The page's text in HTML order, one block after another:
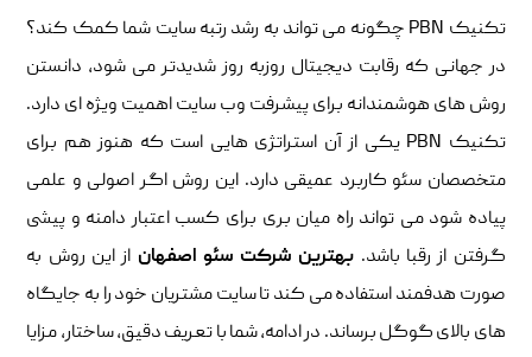
تکنیک PBN چگونه می تواند به رشد رتبه سایت شما کمک کند؟
در جهانی که رقابت دیجیتال روزبه روز شدیدتر می شود، دانستن
روش های هوشمندانه برای پیشرفت وب سایت اهمیت ویژه ای دارد.
تکنیک PBN یکی از آن استراتژی هایی است که هنوز هم برای
متخصصان سئو کاربرد عمیقی دارد. این روش اگر اصولی و علمی
پیاده شود می تواند راه میان بری برای کسب اعتبار دامنه و پیشی
گرفتن از رقبا باشد. بهترین شرکت سئو اصفهان از این روش به
صورت هدفمند استفاده می کند تا سایت مشتریان خود را به جایگاه
های بالای گوگل برساند. در ادامه، شما با تعریف دقیق، ساختار، مزایا